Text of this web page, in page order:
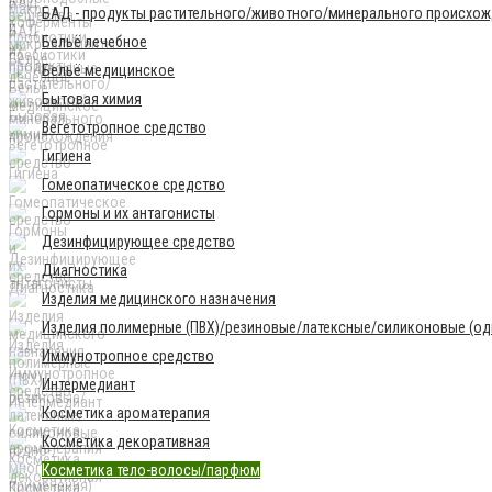
БАД - продукты растительного/животного/минерального
Бельё лечебное
Бельё медицинское
Бытовая химия
Вегетотропное средство
Гигиена
Гомеопатическое средство
Гормоны и их антагонисты
Дезинфицирующее средство
Диагностика
Изделия медицинского назначения
Изделия полимерные (ПВХ)/резиновые/латексные/силиконовые
Иммунотропное средство
Интермедиант
Косметика ароматерапия
Косметика декоративная
Косметика тело-волосы/парфюм